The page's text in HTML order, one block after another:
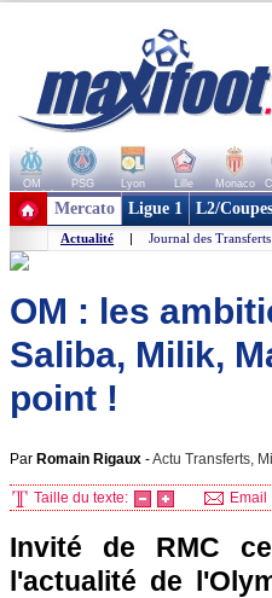
OM PSG Lyon Lille Monaco
+ de clubs
Mercato Ligue 1 L2/Coupes
Actualité | Journal des Transferts
OM : les
Saliba, Milik,
point !
Par Romain Rigaux -Actu Transferts,
Taille du texte: Email
Invité de RMC
l'actualité de